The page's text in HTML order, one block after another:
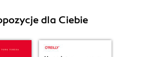
dla Ciebie